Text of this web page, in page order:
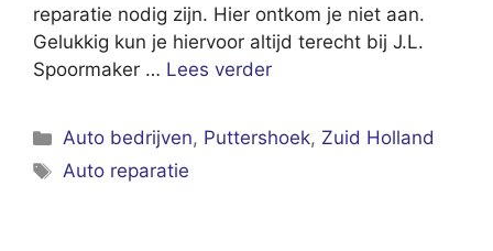
reparatie nodig zijn. Hier ontkom je niet aan.
Gelukkig kun je hiervoor altijd terecht bij J.L.
Spoormaker … Lees verder
Categorieën
Auto bedrijven, Puttershoek, Zuid Holland
Tags
Auto reparatie